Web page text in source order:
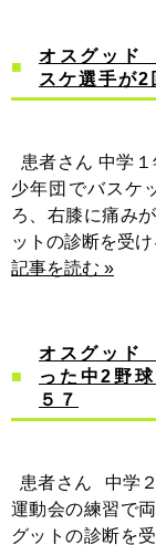
オスグッド
スケ選手が2
患者さん 中学
少年団でバスケ
ろ、右膝に痛み
ットの診断を受
記事を読む »
オスグッド
った中2野
５７
患者さん 中学
運動会の練習で
グットの診断を